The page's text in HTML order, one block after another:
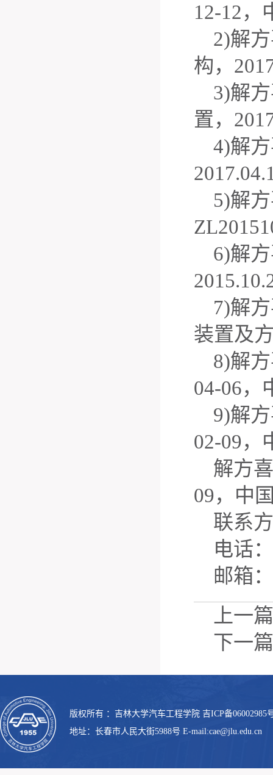
12-12，
2)解
构，
3)解
置，
4)解
5)解
6)解
7)解
装置及
8)解
04-06，
9)解
02-09，
解方
09，中
联系
电话
邮箱
上一
下一
版权所有 ：吉林大学汽车工程学院 吉ICP备06002985
地址：长春市人民大街5988号 E-mail:cae@jlu.edu.cn